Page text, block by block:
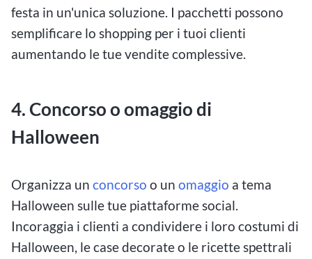
festa in un'unica soluzione. I pacchetti possono
semplificare lo shopping per i tuoi clienti
aumentando le tue vendite complessive.
4. Concorso o omaggio di
Halloween
Organizza un concorso o un omaggio a tema
Halloween sulle tue piattaforme social.
Incoraggia i clienti a condividere i loro costumi di
Halloween, le case decorate o le ricette spettrali